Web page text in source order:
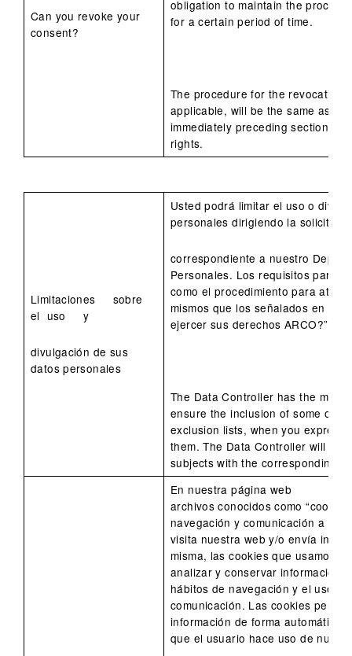
Can you revoke your
consent?
obligation to maintain the
for a certain period of time.
The procedure for the revocation
applicable, will be the same as
immediately preceding section for
rights.
Limitaciones sobre
el uso y
divulgación de sus
datos personales
Usted podrá limitar el uso o
personales dirigiendo la solicitud
correspondiente a nuestro
Personales. Los requisitos para
como el procedimiento para
mismos que los señalados en el
ejercer sus derechos ARCO?”.
The Data Controller has the
ensure the inclusion of some of
exclusion lists, when you
them. The Data Controller will
subjects with the corresponding
En nuestra página web
archivos conocidos como
navegación y comunicación a
visita nuestra web y/o envía
misma, las cookies que usamos
analizar y conservar información
hábitos de navegación y el uso
comunicación. Las cookies
información de forma automática,
que el usuario hace uso de